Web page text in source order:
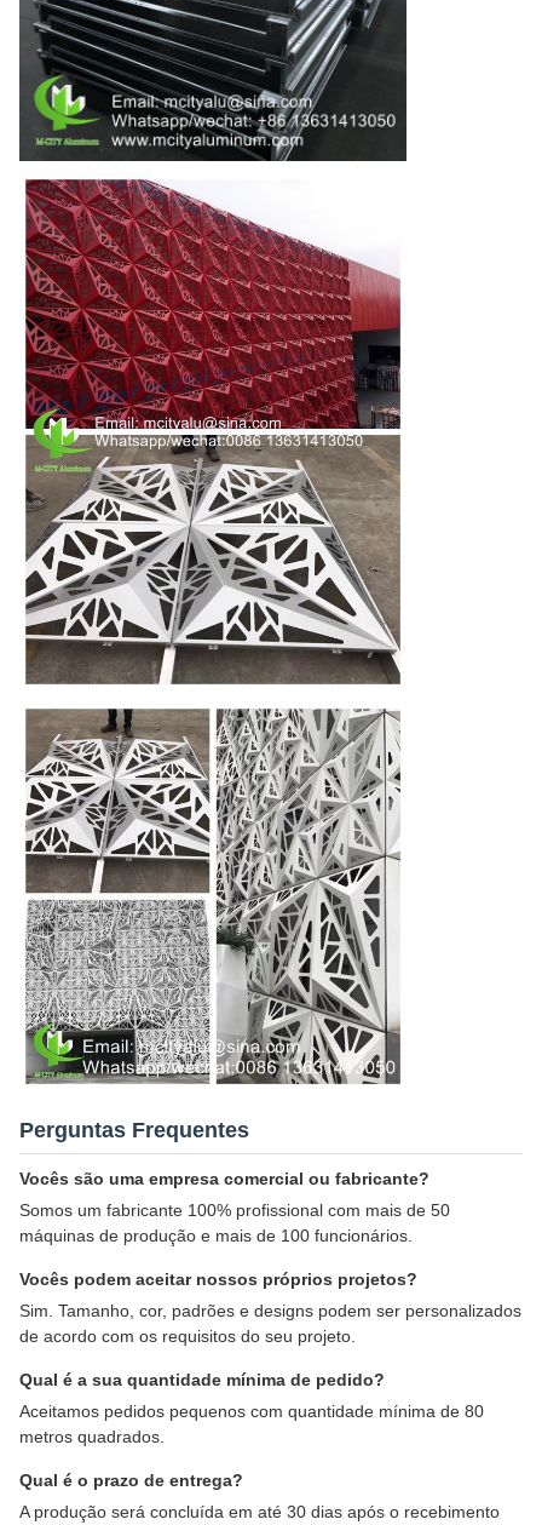
Perguntas Frequentes
Vocês são uma empresa comercial ou fabricante?
Somos um fabricante 100% profissional com mais de 50
máquinas de produção e mais de 100 funcionários.
Vocês podem aceitar nossos próprios projetos?
Sim. Tamanho, cor, padrões e designs podem ser personalizados
de acordo com os requisitos do seu projeto.
Qual é a sua quantidade mínima de pedido?
Aceitamos pedidos pequenos com quantidade mínima de 80
metros quadrados.
Qual é o prazo de entrega?
A produção será concluída em até 30 dias após o recebimento